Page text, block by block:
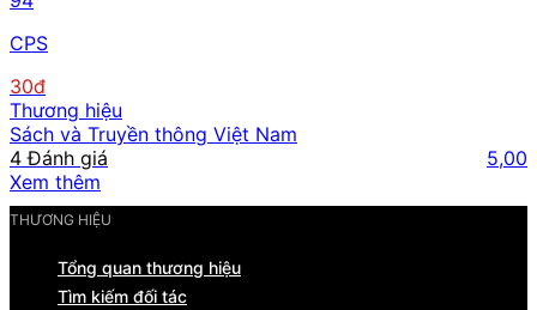
CPS
30đ
Thương hiệu
Sách và Truyền thông Việt Nam
4 Đánh giá
5,00
Xem thêm
THƯƠNG HIỆU
Tổng quan thương hiệu
Tìm kiếm đối tác